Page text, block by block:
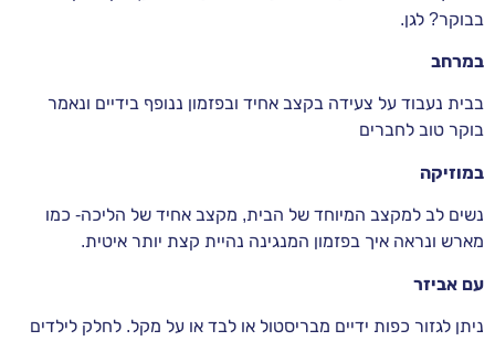
בבוקר? לגן.
במרחב
בבית נעבוד על צעידה בקצב אחיד ובפזמון ננופף בידיים ונאמר
בוקר טוב לחברים
במוזיקה
נשים לב למקצב המיוחד של הבית, מקצב אחיד של הליכה- כמו
מארש ונראה איך בפזמון המנגינה נהיית קצת יותר איטית.
עם אביזר
ניתן לגזור כפות ידיים מבריסטול או לבד או על מקל. לחלק לילדים